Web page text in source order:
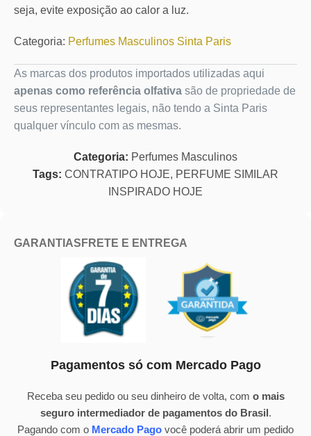
seja, evite exposição ao calor a luz.
Categoria: Perfumes Masculinos Sinta Paris
As marcas dos produtos importados utilizadas aqui
apenas como referência olfativa são de propriedade de
seus representantes legais, não tendo a Sinta Paris
qualquer vínculo com as mesmas.
Categoria: Perfumes Masculinos
Tags: CONTRATIPO HOJE, PERFUME SIMILAR
INSPIRADO HOJE
GARANTIAS FRETE E ENTREGA
Pagamentos só com Mercado Pago
Receba seu pedido ou seu dinheiro de volta, com o mais
seguro intermediador de pagamentos do Brasil.
Pagando com o Mercado Pago você poderá abrir um pedido